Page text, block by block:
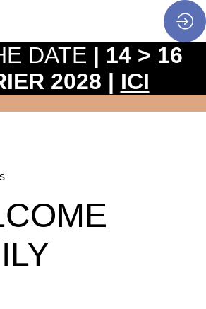
DATE | 14 > 16
2028 | ICI